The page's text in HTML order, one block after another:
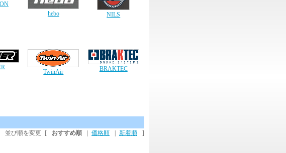
hebo
NILS
TwinAir BRAKTEC
並び順を変更
[ おすすめ順 価格順 新着順
]